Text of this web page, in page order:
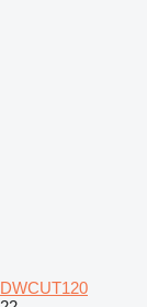
DWCUT120